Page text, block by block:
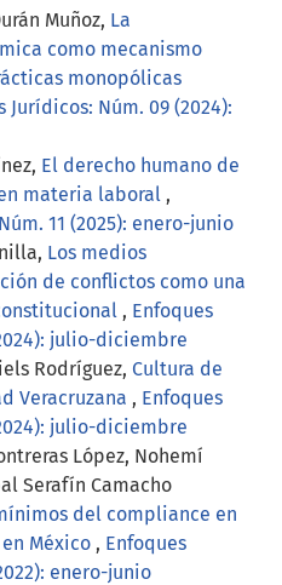
Muñoz, La
como mecanismo
monopólicas
Jurídicos: Núm. 09 (2024):
El derecho humano de
materia laboral ,
11 (2025): enero-junio
Los medios
de conflictos como una
, Enfoques
julio-diciembre
Rodríguez, Cultura de
Veracruzana , Enfoques
julio-diciembre
López, Nohemí
Serafín Camacho
del compliance en
México , Enfoques
enero-junio